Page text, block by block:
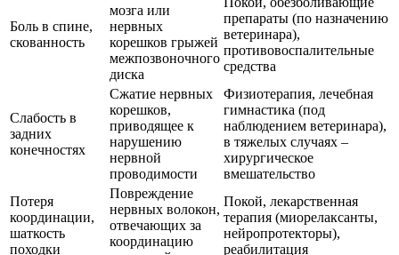
Боль в спине,
скованность
мозга или
нервных
корешков грыжей
межпозвоночного
диска
препараты (по назначению
ветеринара),
противовоспалительные
средства
Слабость в
задних
конечностях
Сжатие нервных
корешков,
приводящее к
нарушению
нервной
проводимости
Физиотерапия, лечебная
гимнастика (под
наблюдением ветеринара),
в тяжелых случаях –
хирургическое
вмешательство
Потеря
координации,
шаткость
походки
Повреждение
нервных волокон,
отвечающих за
координацию
Покой, лекарственная
терапия (миорелаксанты,
нейропротекторы),
реабилитация